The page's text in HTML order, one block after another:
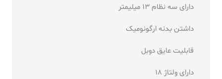
دارای سه نظام 13 میلیمتر
داشتن بدنه ارگونومیک
قابلیت عایق دوبل
دارای ولتاژ 18